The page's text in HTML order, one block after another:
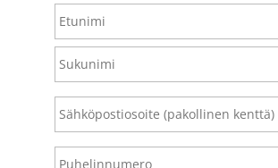
(pakollinen
kenttä) *